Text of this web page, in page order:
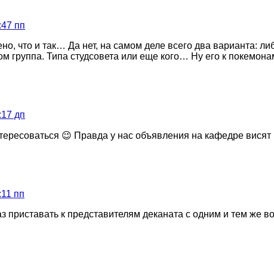
пп
что и так… Да нет, на самом деле всего два варианта:
группа. Типа студсовета или еще кого… Ну его к
дп
😉 Правда у нас объявления на кафедре
пп
приставать к представителям деканата с одним и тем же